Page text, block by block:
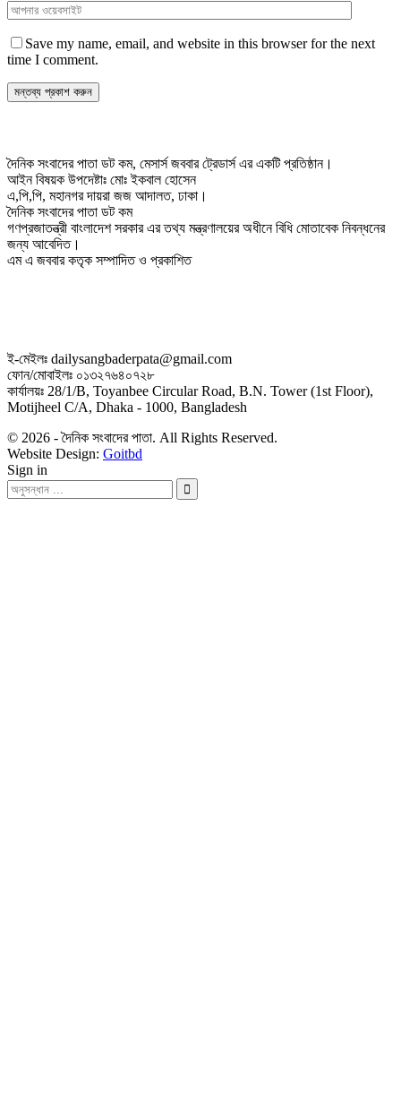
Save my name, email, and website in this browser for the next
time I comment.
দৈনিক সংবাদের পাতা ডট কম, মেসার্স জববার ট্রেডার্স এর একটি প্রতিষ্ঠান।
আইন বিষয়ক উপদেষ্টাঃ মোঃ ইকবাল হোসেন
এ,পি,পি, মহানগর দায়রা জজ আদালত, ঢাকা।
দৈনিক সংবাদের পাতা ডট কম
গণপ্রজাতন্ত্রী বাংলাদেশ সরকার এর তথ্য মন্ত্রণালয়ের অধীনে বিধি মোতাবেক নিবন্ধনের
জন্য আবেদিত।
এম এ জববার কতৃক সম্পাদিত ও প্রকাশিত
ই-মেইলঃ dailysangbaderpata@gmail.com
ফোন/মোবাইলঃ ০১৩২৭৬৪০৭২৮
কার্যালয়ঃ 28/1/B, Toyanbee Circular Road, B.N. Tower (1st Floor),
Motijheel C/A, Dhaka - 1000, Bangladesh
© 2026 - দৈনিক সংবাদের পাতা. All Rights Reserved.
Website Design: Goitbd
Sign in